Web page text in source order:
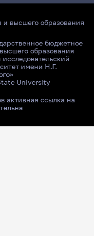
высшего образования
бюджетное
образования
имени Н.Г.
University
активная ссылка на